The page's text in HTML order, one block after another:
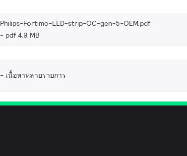
Philips-Fortimo-LED-strip-OC-gen-5-OEM.pdf
pdf 4.9 MB
เนื้อหาหลายรายการ